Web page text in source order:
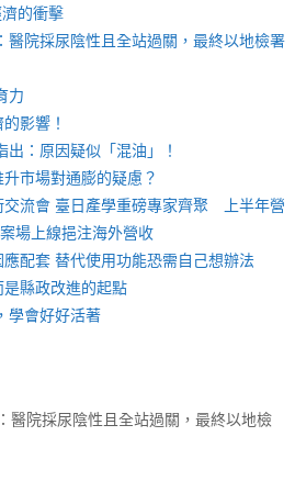
的衝擊
醫院採尿陰性且全站過關，最終以地檢署
力
影響！
：原因疑似「混油」！
市場對通膨的疑慮？
交流會 臺日產學重磅專家齊聚 上半年營
場上線挹注海外營收
配套 替代使用功能恐需自己想辦法
縣政改進的起點
學會好好活著
醫院採尿陰性且全站過關，最終以地檢